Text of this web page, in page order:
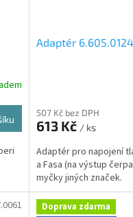
výhodný
Adaptér 6.605.0124
507 Kč bez DPH
613 Kč / ks
Adaptér pro napojení
a Fasa (na výstup
myčky jiných značek.
Doprava zdarma